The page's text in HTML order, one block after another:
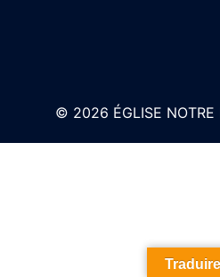
© 2026 ÉGLISE NOTRE
Traduire